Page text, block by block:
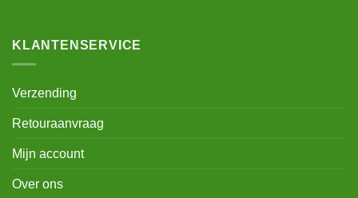
KLANTENSERVICE
Verzending
Retouraanvraag
Mijn account
Over ons